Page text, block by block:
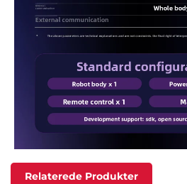
Relaterede Produkter